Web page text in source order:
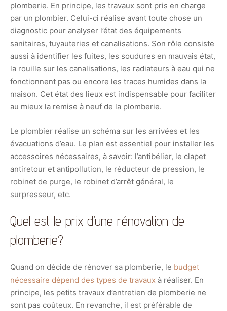
plomberie. En principe, les travaux sont pris en charge
par un plombier. Celui-ci réalise avant toute chose un
diagnostic pour analyser l’état des équipements
sanitaires, tuyauteries et canalisations. Son rôle consiste
aussi à identifier les fuites, les soudures en mauvais état,
la rouille sur les canalisations, les radiateurs à eau qui ne
fonctionnent pas ou encore les traces humides dans la
maison. Cet état des lieux est indispensable pour faciliter
au mieux la remise à neuf de la plomberie.
Le plombier réalise un schéma sur les arrivées et les
évacuations d’eau. Le plan est essentiel pour installer les
accessoires nécessaires, à savoir: l’antibélier, le clapet
antiretour et antipollution, le réducteur de pression, le
robinet de purge, le robinet d’arrêt général, le
surpresseur, etc.
Quel est le prix d’une rénovation de
plomberie?
Quand on décide de rénover sa plomberie, le budget
nécessaire dépend des types de travaux à réaliser. En
principe, les petits travaux d’entretien de plomberie ne
sont pas coûteux. En revanche, il est préférable de